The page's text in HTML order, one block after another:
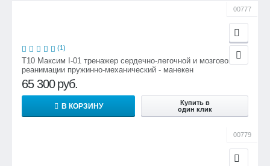
00777
(1)
Т10 Максим I-01 тренажер сердечно-легочной и мозговой
реанимации пружинно-механический - манекен
65 300 руб.
В КОРЗИНУ
Купить в
один клик
00779